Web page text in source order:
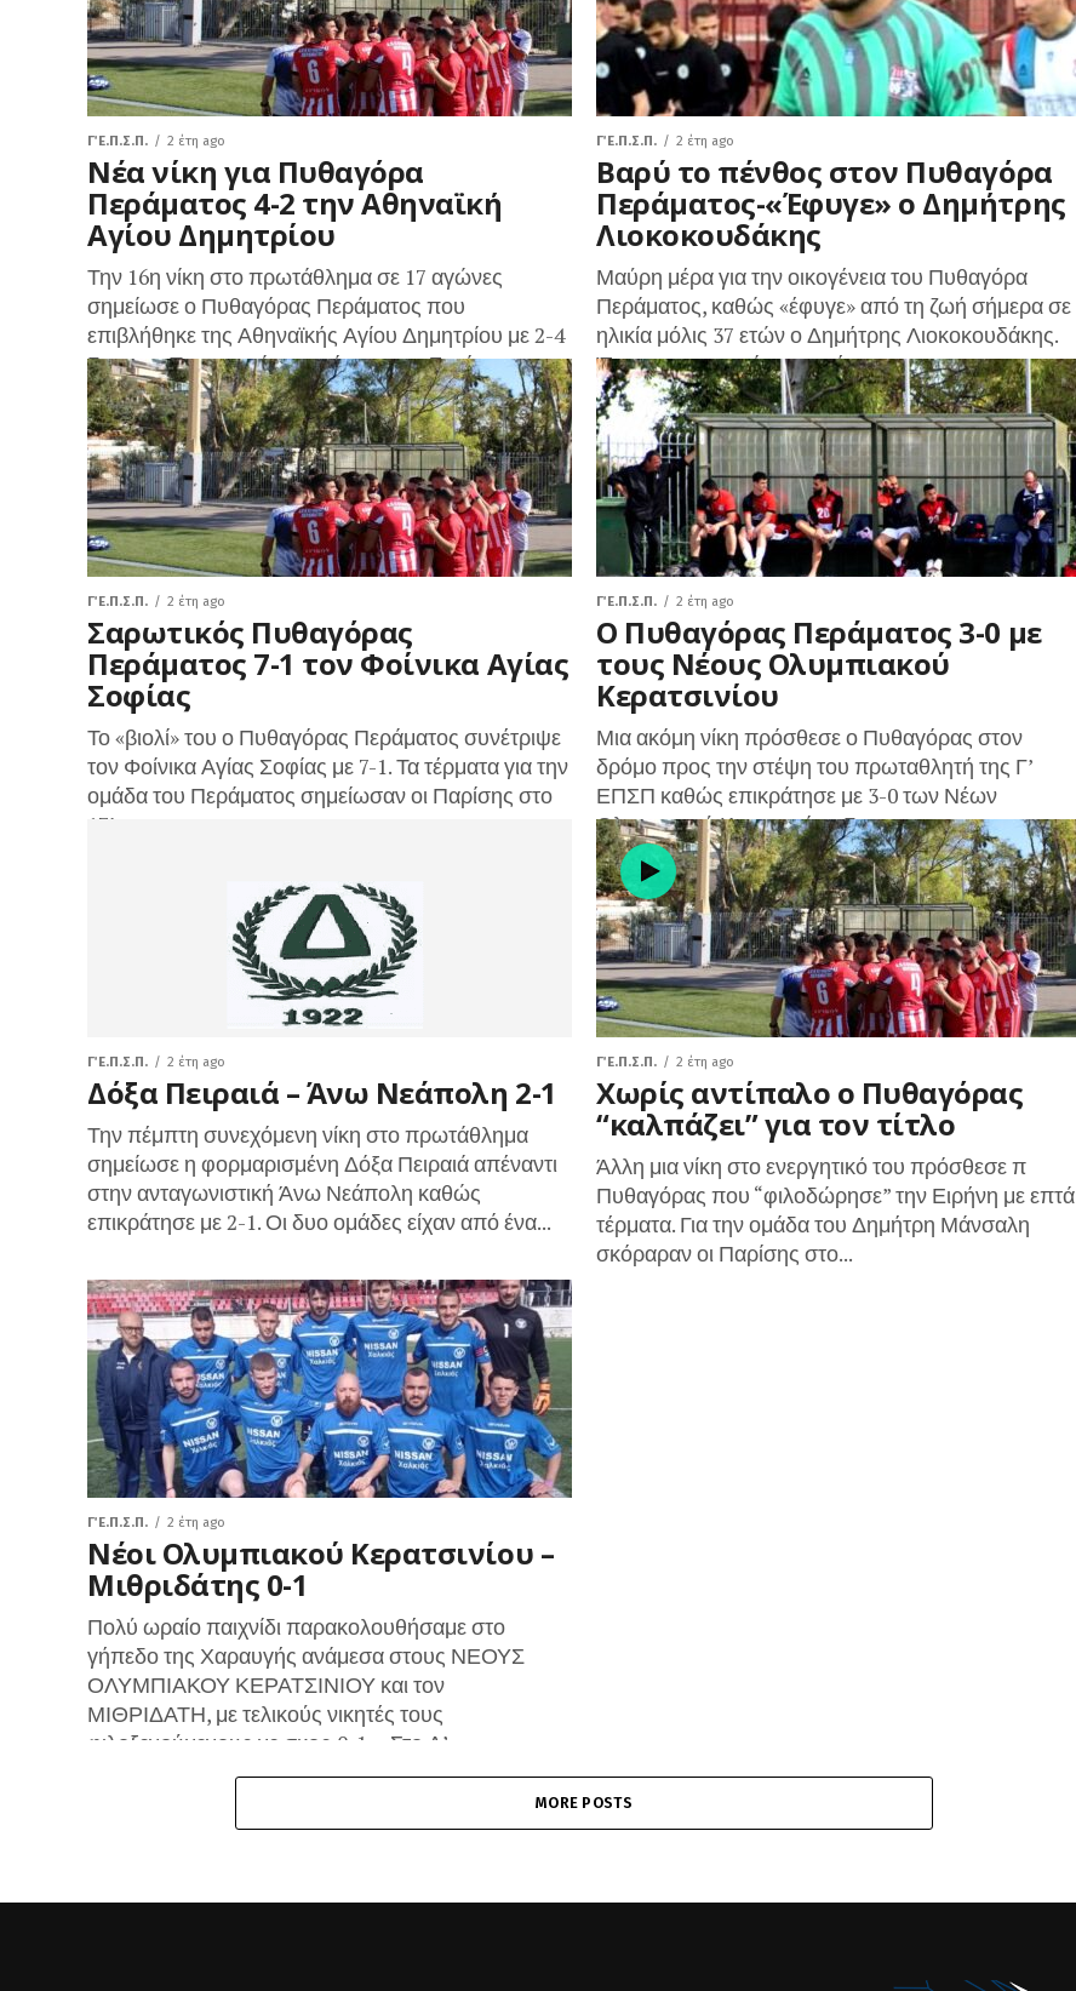
Γ΄ Ε.Π.Σ.Π. 2 έτη ago
Νέα νίκη για Πυθαγόρα
Περάματος 4-2 την Αθηναϊκή
Αγίου Δημητρίου
Την 16η νίκη στο πρωτάθλημα σε 17 αγώνες
σημείωσε ο Πυθαγόρας Περάματος που
επιβλήθηκε της Αθηναϊκής Αγίου Δημητρίου με 2-4
Για τους Περαματιώτες σκόραραν οι Ζαρίφης...
Γ΄ Ε.Π.Σ.Π. 2 έτη ago
Βαρύ το πένθος στον Πυθαγόρα
Περάματος-«Έφυγε» ο Δημήτρης
Λιοκοκουδάκης
Μαύρη μέρα για την οικογένεια του Πυθαγόρα
Περάματος, καθώς «έφυγε» από τη ζωή σήμερα σε
ηλικία μόλις 37 ετών ο Δημήτρης Λιοκοκουδάκης.
Ένας πραγματικός μαχητής της...
Γ΄ Ε.Π.Σ.Π. 2 έτη ago
Σαρωτικός Πυθαγόρας
Περάματος 7-1 τον Φοίνικα Αγίας
Σοφίας
Το «βιολί» του ο Πυθαγόρας Περάματος συνέτριψε
τον Φοίνικα Αγίας Σοφίας με 7-1. Τα τέρματα για την
ομάδα του Περάματος σημείωσαν οι Παρίσης στο
17’ με...
Γ΄ Ε.Π.Σ.Π. 2 έτη ago
Ο Πυθαγόρας Περάματος 3-0 με
τους Νέους Ολυμπιακού
Κερατσινίου
Μια ακόμη νίκη πρόσθεσε ο Πυθαγόρας στον
δρόμο προς την στέψη του πρωταθλητή της Γ’
ΕΠΣΠ καθώς επικράτησε με 3-0 των Νέων
Ολυμπιακού Κερατσινίου. Για τους...
Γ΄ Ε.Π.Σ.Π. 2 έτη ago
Δόξα Πειραιά – Άνω Νεάπολη 2-1
Την πέμπτη συνεχόμενη νίκη στο πρωτάθλημα
σημείωσε η φορμαρισμένη Δόξα Πειραιά απέναντι
στην ανταγωνιστική Άνω Νεάπολη καθώς
επικράτησε με 2-1. Οι δυο ομάδες είχαν από ένα...
Γ΄ Ε.Π.Σ.Π. 2 έτη ago
Χωρίς αντίπαλο ο Πυθαγόρας
“καλπάζει” για τον τίτλο
Άλλη μια νίκη στο ενεργητικό του πρόσθεσε π
Πυθαγόρας που “φιλοδώρησε” την Ειρήνη με επτά
τέρματα. Για την ομάδα του Δημήτρη Μάνσαλη
σκόραραν οι Παρίσης στο...
Γ΄ Ε.Π.Σ.Π. 2 έτη ago
Νέοι Ολυμπιακού Κερατσινίου –
Μιθριδάτης 0-1
Πολύ ωραίο παιχνίδι παρακολουθήσαμε στο
γήπεδο της Χαραυγής ανάμεσα στους ΝΕΟΥΣ
ΟΛΥΜΠΙΑΚΟΥ ΚΕΡΑΤΣΙΝΙΟΥ και τον
ΜΙΘΡΙΔΑΤΗ, με τελικούς νικητές τους
φιλοξενούμενους με σκορ 0-1… Στο Α’...
MORE POSTS